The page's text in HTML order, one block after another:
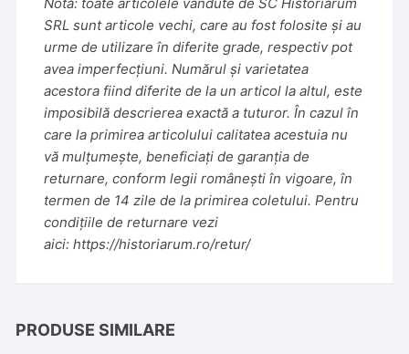
SRL sunt articole vechi, care au fost folosite și au
urme de utilizare în diferite grade, respectiv pot
avea imperfecțiuni. Numărul și varietatea
acestora fiind diferite de la un articol la altul, este
imposibilă descrierea exactă a tuturor. În cazul în
care la primirea articolului calitatea acestuia nu
vă mulțumește, beneficiați de garanția de
returnare, conform legii românești în vigoare, în
termen de 14 zile de la primirea coletului. Pentru
condițiile de returnare vezi
aici:https://historiarum.ro/retur/
PRODUSE SIMILARE